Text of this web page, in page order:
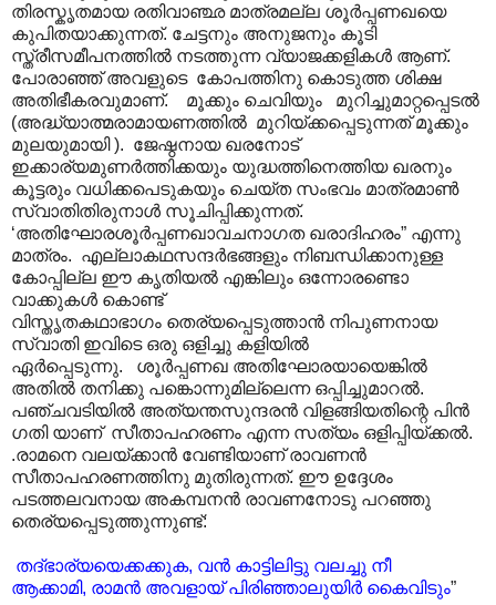
തിരസ്കൃതമായ രതിവാഞ്ഛ മാത്രമല്ല ശൂർപ്പണഖയെ
കുപിതയാക്കുന്നത്. ചേട്ടനും അനുജനും കൂടി
സ്ത്രീസമീപനത്തിൽ നടത്തുന്ന വ്യാജക്കളികൾ ആണ്.
പോരാഞ്ഞ് അവളുടെ കോപത്തിനു കൊടുത്ത ശിക്ഷ
അതിഭീകരവുമാണ്. മൂക്കും ചെവിയും മുറിച്ചുമാറ്റപ്പെടൽ
(അദ്ധ്യാത്മരാമായണത്തിൽ മുറിയ്ക്കപ്പെടുന്നത് മൂക്കും
മുലയുമായി ). ജേഷ്ഠനായ ഖരനോട്
ഇക്കാര്യമുണർത്തിക്കയും യുദ്ധത്തിനെത്തിയ ഖരനും
കൂട്ടരും വധിക്കപെടുകയും ചെയ്ത സംഭവം മാത്രമാൺ
സ്വാതിതിരുനാൾ സൂചിപ്പിക്കുന്നത്.
‘അതിഘോരശൂർപ്പണഖാവചനാഗത ഖരാദിഹരം” എന്നു
മാത്രം. എല്ലാകഥസന്ദർഭങ്ങളും നിബന്ധിക്കാനുള്ള
കോപ്പില്ല ഈ കൃതിയൽ എങ്കിലും ഒന്നോരണ്ടൊ
വാക്കുകൾ കൊണ്ട്
വിസ്തൃതകഥാഭാഗം തെര്യപ്പെടുത്താൻ നിപുണനായ
സ്വാതി ഇവിടെ ഒരു ഒളിച്ചു കളിയിൽ
ഏർപ്പെടുന്നു. ശൂർപ്പണഖ അതിഘോരയായെങ്കിൽ
അതിൽ തനിക്കു പങ്കൊന്നുമില്ലെന്ന ഒപ്പിച്ചുമാറൽ.
പഞ്ചവടിയിൽ അത്യന്തസുന്ദരൻ വിളങ്ങിയതിന്റെ പിൻ
ഗതി യാണ് സീതാപഹരണം എന്ന സത്യം ഒളിപ്പിയ്ക്കൽ.
.രാമനെ വലയ്ക്കാൻ വേണ്ടിയാണ് രാവണൻ
സീതാപഹരണത്തിനു മുതിരുന്നത്. ഈ ഉദ്ദേശം
പടത്തലവനായ അകമ്പനൻ രാവണനോടു പറഞ്ഞു
തെര്യപ്പെടുത്തുന്നുണ്ട്:
തദ്ഭാര്യയെക്കക്കുക, വൻ കാട്ടിലിട്ടു വലച്ചു നീ
ആക്കാമി, രാമൻ അവളായ് പിരിഞ്ഞാലുയിർ കൈവിടും”